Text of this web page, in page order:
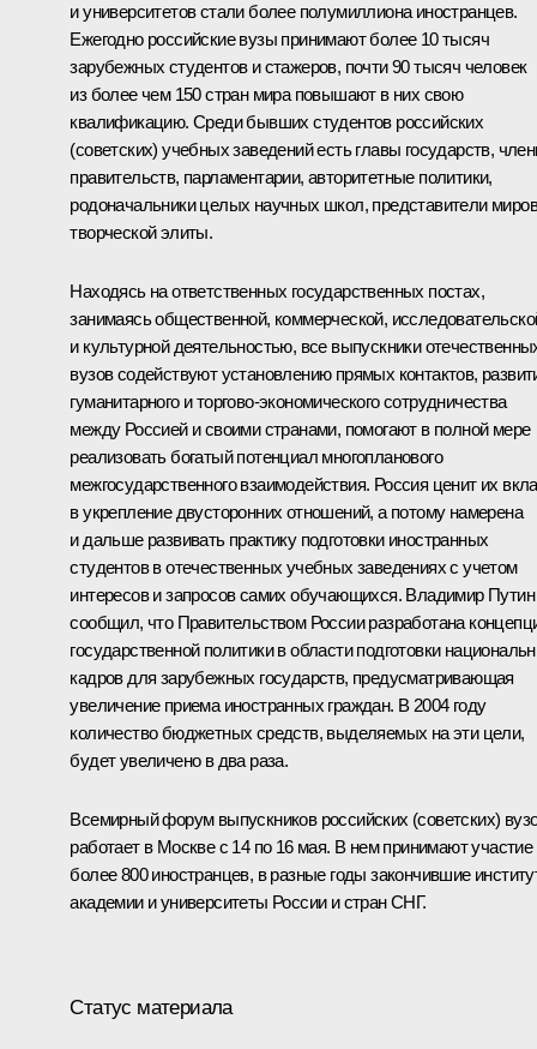
и университетов стали более полумиллиона иностранцев.
Ежегодно российские вузы принимают более 10 тысяч
зарубежных студентов и стажеров, почти 90 тысяч человек
из более чем 150 стран мира повышают в них свою
квалификацию. Среди бывших студентов российских
(советских) учебных заведений есть главы государств,
правительств, парламентарии, авторитетные политики,
родоначальники целых научных школ, представители
творческой элиты.
Находясь на ответственных государственных постах,
занимаясь общественной, коммерческой,
и культурной деятельностью, все выпускники
вузов содействуют установлению прямых контактов,
гуманитарного и торгово-экономического сотрудничества
между Россией и своими странами, помогают в полной мере
реализовать богатый потенциал многопланового
межгосударственного взаимодействия. Россия ценит их
в укрепление двусторонних отношений, а потому намерена
и дальше развивать практику подготовки иностранных
студентов в отечественных учебных заведениях с учетом
интересов и запросов самих обучающихся. Владимир Путин
сообщил, что Правительством России разработана
государственной политики в области подготовки
кадров для зарубежных государств, предусматривающая
увеличение приема иностранных граждан. В 2004 году
количество бюджетных средств, выделяемых на эти цели,
будет увеличено в два раза.
Всемирный форум выпускников российских (советских)
работает в Москве с 14 по 16 мая. В нем принимают участие
более 800 иностранцев, в разные годы закончившие
академии и университеты России и стран СНГ.
Статус материала